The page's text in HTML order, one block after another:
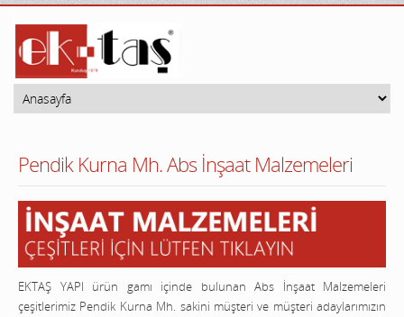
Pendik Kurna Mh. Abs İnşaat Malzemeleri
EKTAŞ YAPI ürün gamı içinde bulunan Abs İnşaat Malzemeleri
çeşitlerimiz Pendik Kurna Mh. sakini müşteri ve müşteri adaylarımızın